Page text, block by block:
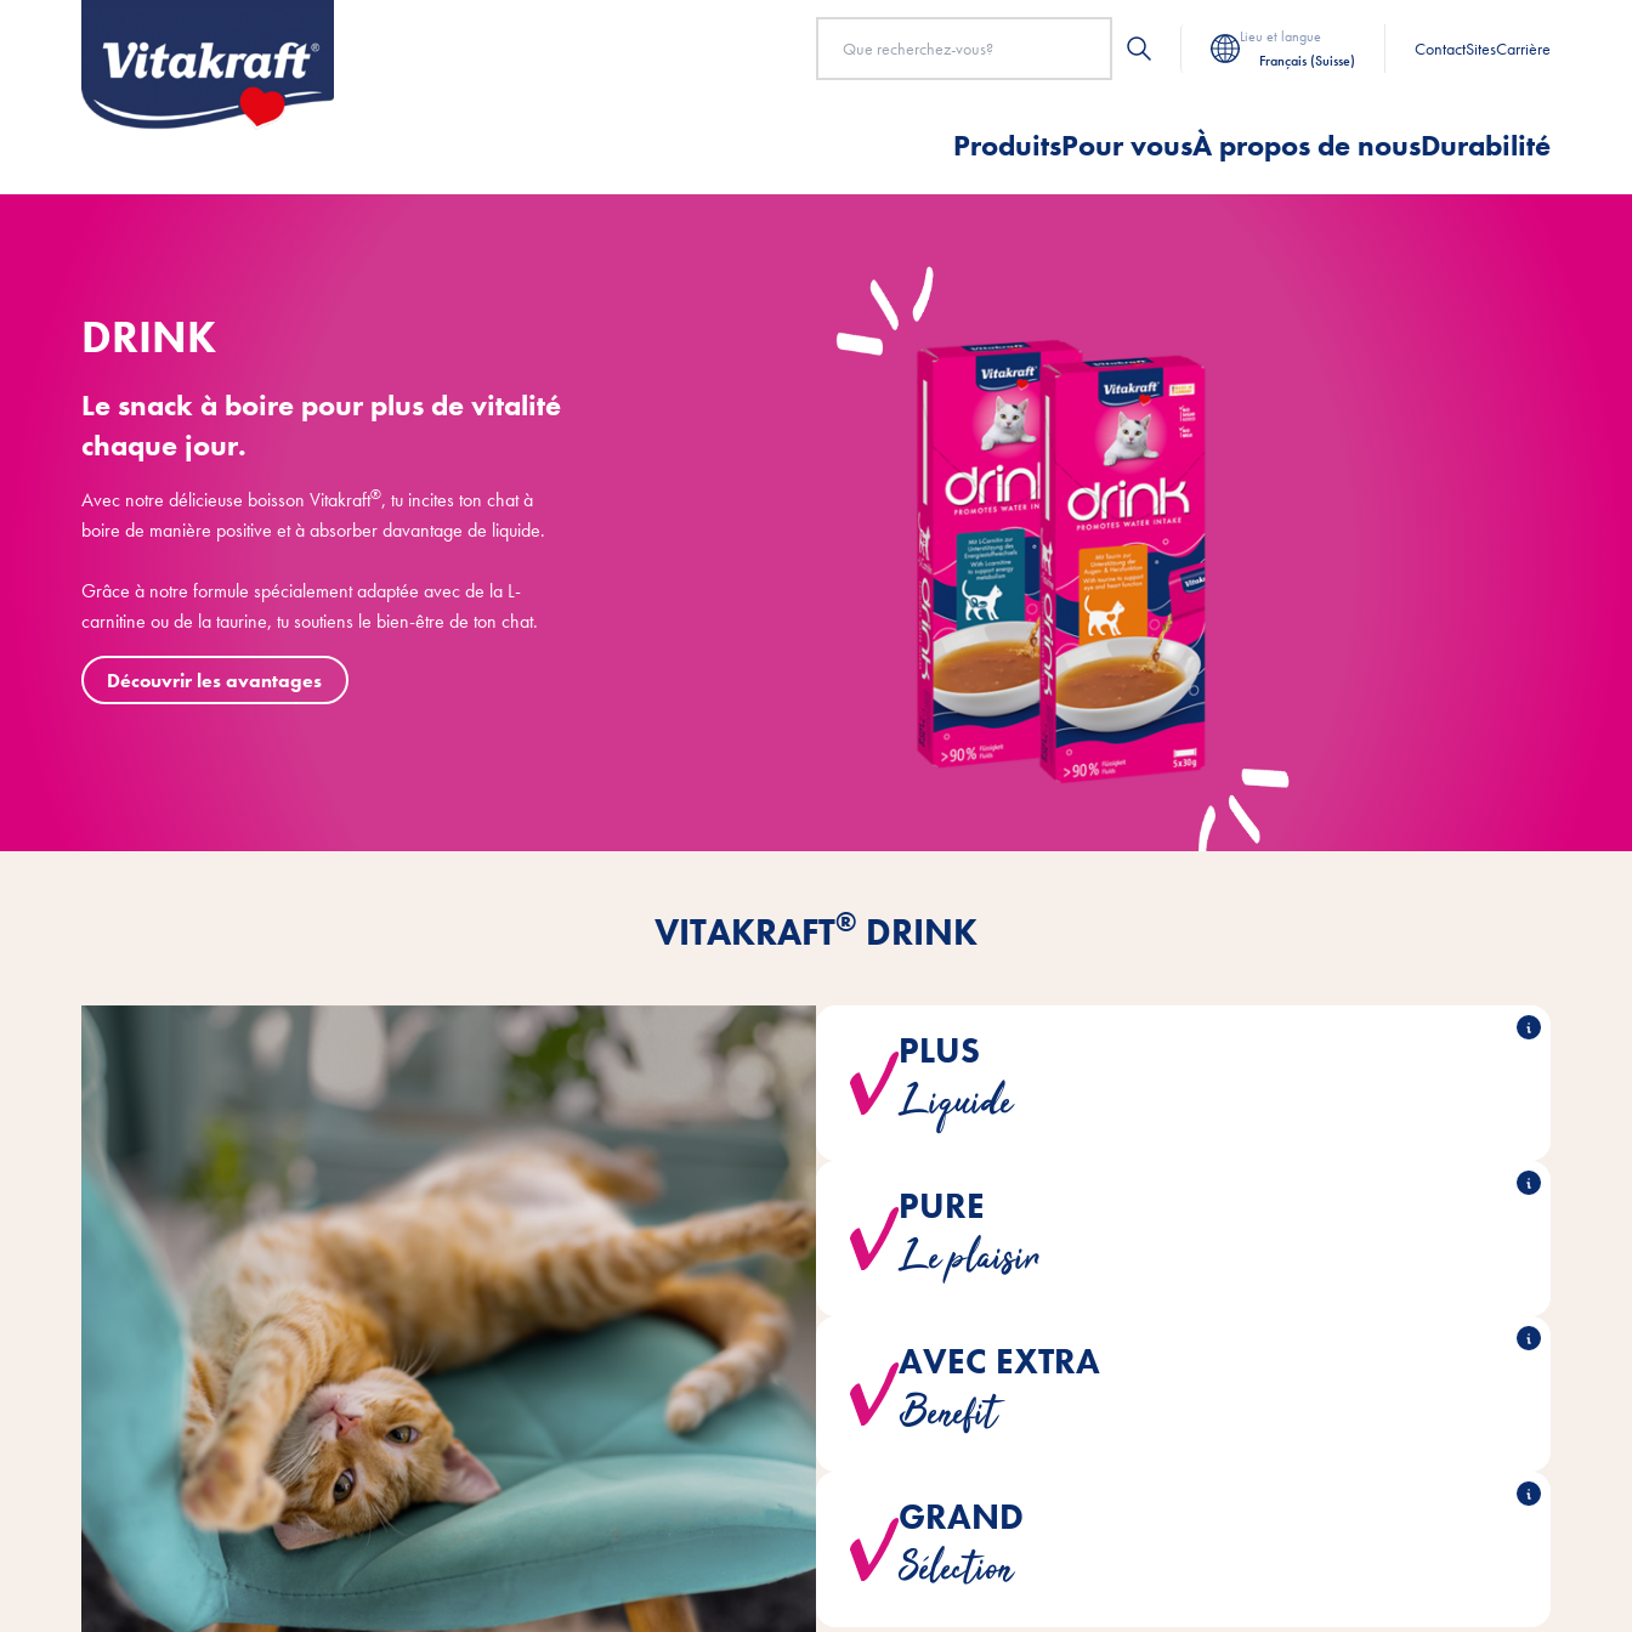
Lieu et langue
Français (Suisse)
ContactSitesCarrière
ProduitsPour vousÀ propos de nousDurabilité
DRINK
Le snack à boire pour plus de vitalité
chaque jour.
Avec notre délicieuse boisson Vitakraft®, tu incites ton chat à
boire de manière positive et à absorber davantage de liquide.
Grâce à notre formule spécialement adaptée avec de la L-
carnitine ou de la taurine, tu soutiens le bien-être de ton chat.
Découvrir les avantages
VITAKRAFT® DRINK
PLUS
Liquide
Drink favorise une routine de boisson positive et l'absorption de liquides dont
PURE
Le plaisir
sont naturellement fabriquées sans ajout de sucre.
AVEC EXTRA
Benefit
La formule spécialement adaptée avec de la L-carnitine ou de la taurine favorise le
métabolisme énergétique et soutient une fonction oculaire et cardiaque saine.
GRAND
Sélection